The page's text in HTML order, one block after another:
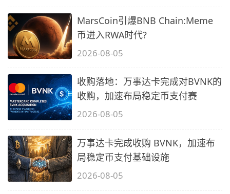
MarsCoin引爆BNB Chain:Meme
币进入RWA时代?
2026-08-05
收购落地：万事达卡完成对BVNK的
收购，加速布局稳定币支付赛
2026-08-05
万事达卡完成收购 BVNK，加速布
局稳定币支付基础设施
2026-08-05